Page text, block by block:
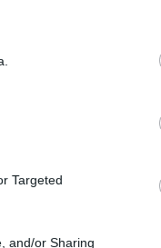
Targeted
and/or Sharing
culminando
related
dei fondi
dei
legati alla